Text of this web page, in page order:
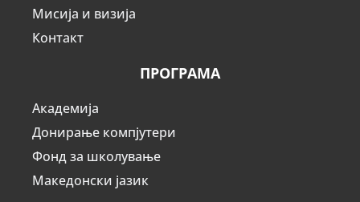
Мисија и визија
Контакт
ПРОГРАМА
Академија
Донирање компјутери
Фонд за школување
Македонски јазик